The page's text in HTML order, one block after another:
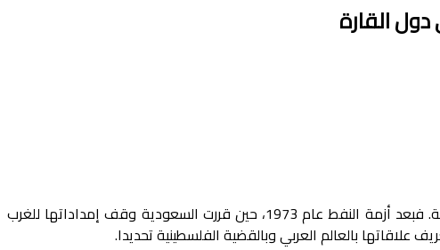
القارة
منذ سبعينيات القرن الماضي، بدأت ملامح الموقف في أمريكا الجنوبية من القضية الفلسطينية تتشكل في ظل تحولات عالمية عميقة. فبعد أزمة النفط عام 1973، حين قررت السعودية وقف إمداداتها للغرب
بالعالم العربي وبالقضية الفلسطينية تحديدا.